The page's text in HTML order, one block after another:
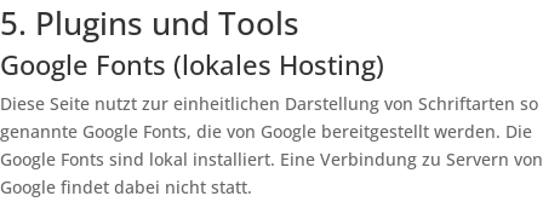
5. Plugins und Tools
Google Fonts (lokales Hosting)
Diese Seite nutzt zur einheitlichen Darstellung von Schriftarten so
genannte Google Fonts, die von Google bereitgestellt werden. Die
Google Fonts sind lokal installiert. Eine Verbindung zu Servern von
Google findet dabei nicht statt.